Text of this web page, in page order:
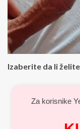
Izaberite da li
Za korisnike